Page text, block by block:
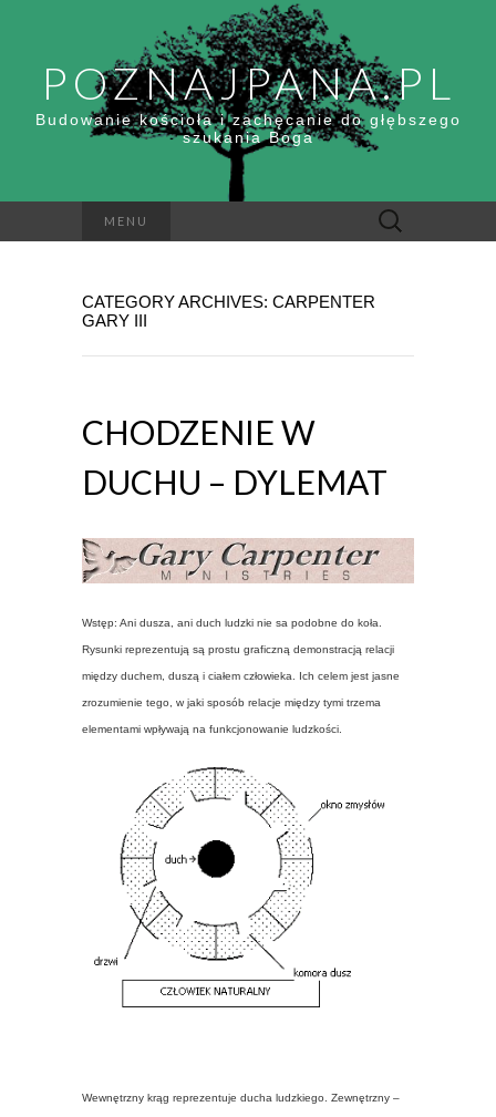
POZNAJPANA.PL
Budowanie kościoła i zachęcanie do głębszego
szukania Boga
MENU Szukaj:
CATEGORY ARCHIVES: CARPENTER
GARY III
CHODZENIE W
DUCHU – DYLEMAT
Wstęp: Ani dusza, ani duch ludzki nie sa podobne do koła.
Rysunki reprezentują są prostu graficzną demonstracją relacji
między duchem, duszą i ciałem człowieka. Ich celem jest jasne
zrozumienie tego, w jaki sposób relacje między tymi trzema
elementami wpływają na funkcjonowanie ludzkości.
Wewnętrzny krąg reprezentuje ducha ludzkiego. Zewnętrzny –